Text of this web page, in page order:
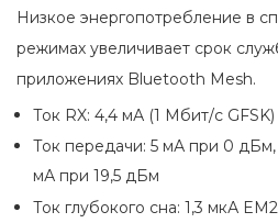
Низкое энергопотребление в
режимах увеличивает срок
приложениях Bluetooth Mesh.
Ток RX: 4,4 мА (1 Мбит/с GFSK)
Ток передачи: 5 мА при 0 дБм,
мА при 19,5 дБм
Ток глубокого сна: 1,3 мкА